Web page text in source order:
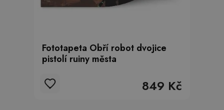
Fototapeta Obří robot dvojice
pistolí ruiny města
849 Kč